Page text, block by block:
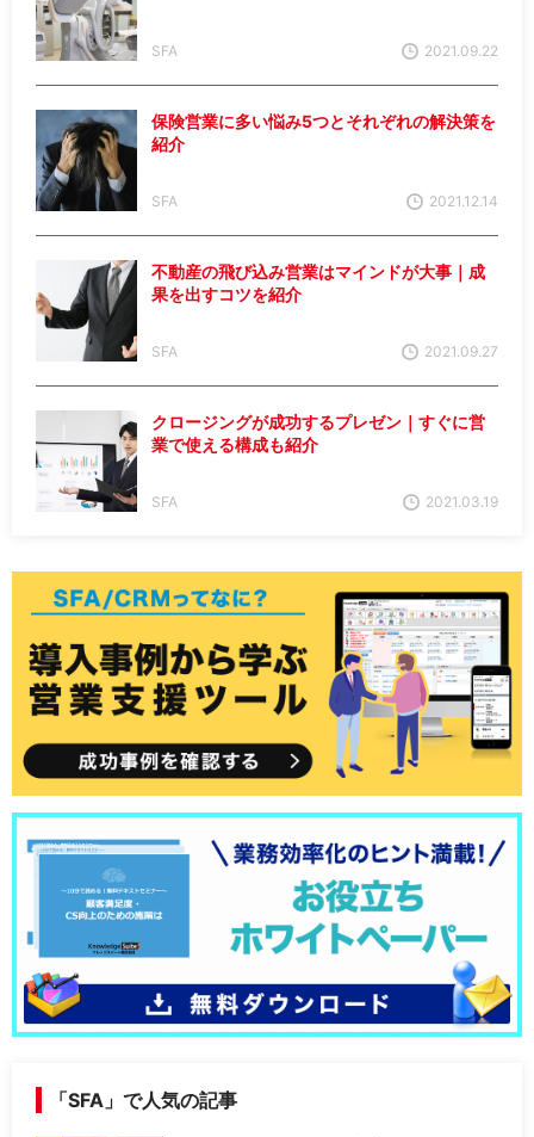
2021.09.22
SFA
保険営業に多い悩み5つとそれぞれの解決策を
紹介
2021.12.14
SFA
不動産の飛び込み営業はマインドが大事｜成
果を出すコツを紹介
2021.09.27
SFA
クロージングが成功するプレゼン｜すぐに営
業で使える構成も紹介
2021.03.19
SFA
「SFA」で人気の記事